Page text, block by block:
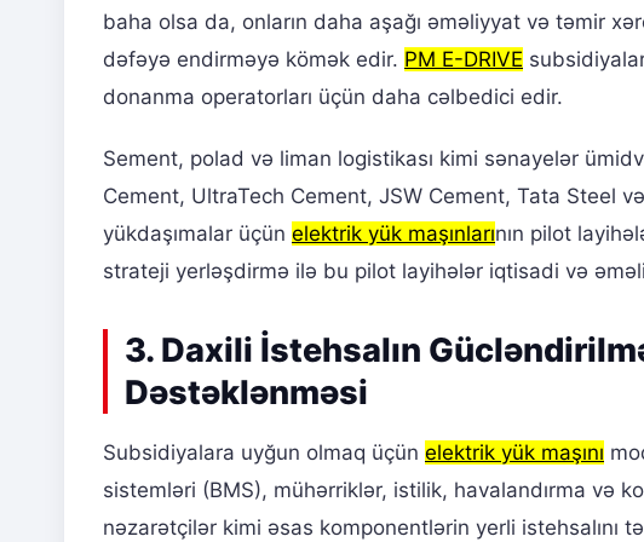
baha olsa da, onların daha aşağı əməliyyat və təmir
dəfəyə endirməyə kömək edir. PM E-DRIVE
donanma operatorları üçün daha cəlbedici edir.
Sement, polad və liman logistikası kimi sənayelər
Cement, UltraTech Cement, JSW Cement, Tata Steel
yükdaşımalar üçün elektrik yük maşınlarının pilot
strateji yerləşdirmə ilə bu pilot layihələr iqtisadi və
3. Daxili İstehsalın
Dəstəklənməsi
Subsidiyalara uyğun olmaq üçün elektrik yük maşını
sistemləri (BMS), mühərriklər, istilik, havalandırma və
nəzarətçilər kimi əsas komponentlərin yerli istehsalını